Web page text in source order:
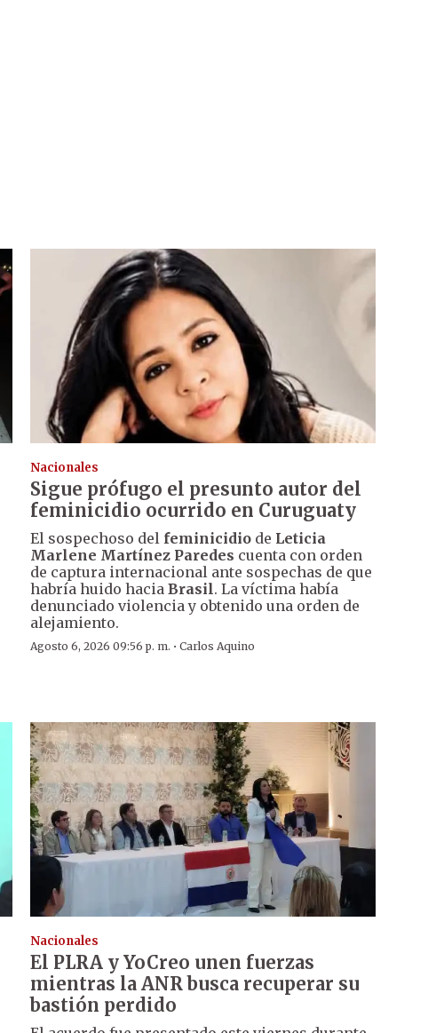
Nacionales
Sigue prófugo el presunto autor del
feminicidio ocurrido en Curuguaty
El sospechoso del feminicidiode Leticia
Marlene Martínez Paredes cuenta con orden
de captura internacional ante sospechas de que
habría huido hacia Brasil. La víctima había
denunciado violencia y obtenido una orden de
alejamiento.
Agosto 6, 2026 09:56 p. m. · Carlos Aquino
Nacionales
El PLRA y YoCreo unen fuerzas
mientras la ANR busca recuperar su
bastión perdido